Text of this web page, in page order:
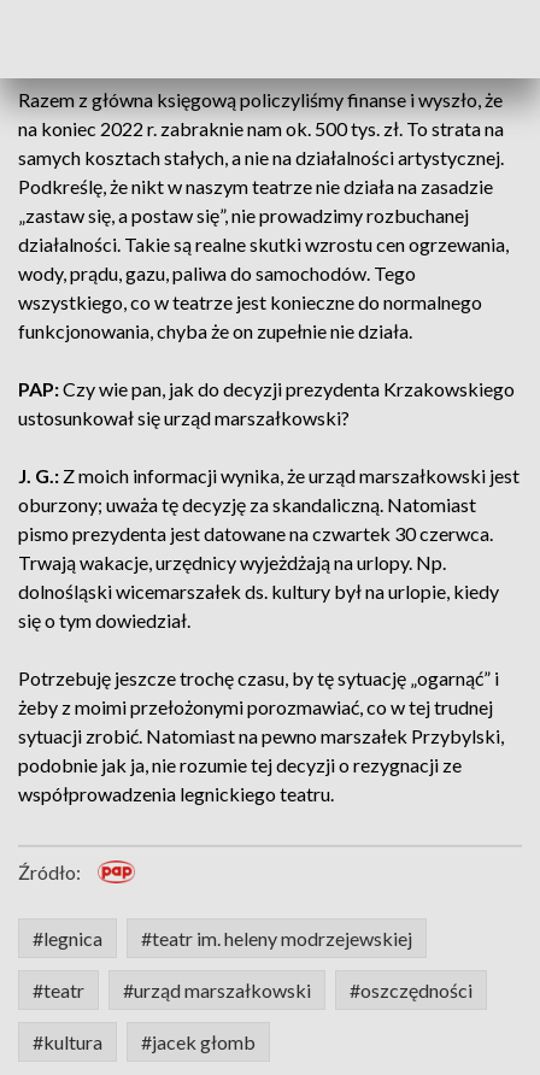
Razem z główna księgową policzyliśmy finanse i wyszło, że
na koniec 2022 r. zabraknie nam ok. 500 tys. zł. To strata na
samych kosztach stałych, a nie na działalności artystycznej.
Podkreślę, że nikt w naszym teatrze nie działa na zasadzie
„zastaw się, a postaw się”, nie prowadzimy rozbuchanej
działalności. Takie są realne skutki wzrostu cen ogrzewania,
wody, prądu, gazu, paliwa do samochodów. Tego
wszystkiego, co w teatrze jest konieczne do normalnego
funkcjonowania, chyba że on zupełnie nie działa.
PAP:Czy wie pan, jak do decyzji prezydenta Krzakowskiego
ustosunkował się urząd marszałkowski?
J. G.: Z moich informacji wynika, że urząd marszałkowski jest
oburzony; uważa tę decyzję za skandaliczną. Natomiast
pismo prezydenta jest datowane na czwartek 30 czerwca.
Trwają wakacje, urzędnicy wyjeżdżają na urlopy. Np.
dolnośląski wicemarszałek ds. kultury był na urlopie, kiedy
się o tym dowiedział.
Potrzebuję jeszcze trochę czasu, by tę sytuację „ogarnąć” i
żeby z moimi przełożonymi porozmawiać, co w tej trudnej
sytuacji zrobić. Natomiast na pewno marszałek Przybylski,
podobnie jak ja, nie rozumie tej decyzji o rezygnacji ze
współprowadzenia legnickiego teatru.
Źródło:
#legnica #teatr im. heleny modrzejewskiej
#teatr #urząd marszałkowski #oszczędności
#kultura #jacek głomb